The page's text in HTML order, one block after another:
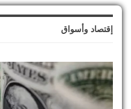
إقتصاد وأسواق